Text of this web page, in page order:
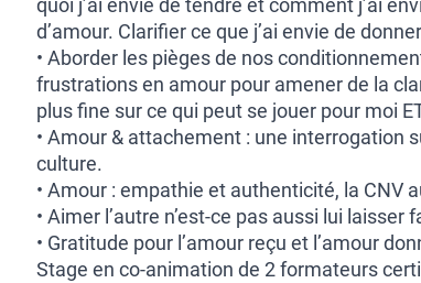
quoi j’ai envie de tendre et comment j’ai
d’amour. Clarifier ce que j’ai envie de
• Aborder les pièges de nos
frustrations en amour pour amener de la
plus fine sur ce qui peut se jouer pour moi
• Amour & attachement : une interrogation
culture.
• Amour : empathie et authenticité, la CNV
• Aimer l’autre n’est-ce pas aussi lui laisser
• Gratitude pour l’amour reçu et l’amour
Stage en co-animation de 2 formateurs